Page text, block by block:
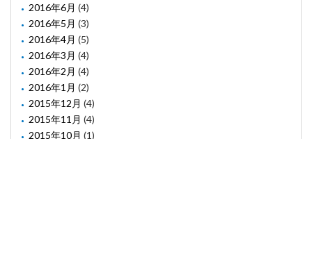
2016年6月 (4)
2016年5月 (3)
2016年4月 (5)
2016年3月 (4)
2016年2月 (4)
2016年1月 (2)
2015年12月 (4)
2015年11月 (4)
2015年10月 (1)